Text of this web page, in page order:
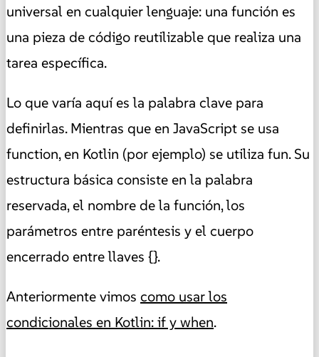
universal en cualquier lenguaje: una función es
una pieza de código reutilizable que realiza una
tarea específica.
Lo que varía aquí es la palabra clave para
definirlas. Mientras que en JavaScript se usa
function, en Kotlin (por ejemplo) se utiliza fun. Su
estructura básica consiste en la palabra
reservada, el nombre de la función, los
parámetros entre paréntesis y el cuerpo
encerrado entre llaves {}.
Anteriormente vimos como usar los
condicionales en Kotlin: if y when.